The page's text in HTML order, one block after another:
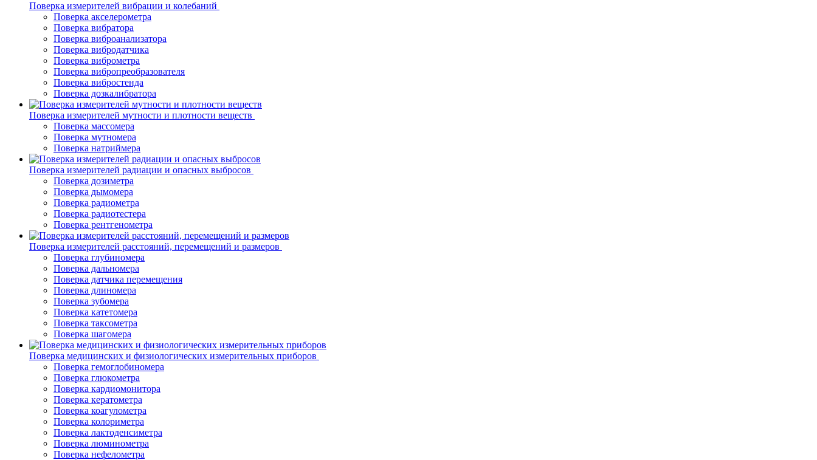
Поверка измерителей вибрации и колебаний
Поверка акселерометра
Поверка вибратора
Поверка виброанализатора
Поверка вибродатчика
Поверка виброметра
Поверка вибропреобразователя
Поверка вибростенда
Поверка дозкалибратора
Поверка измерителей мутности и плотности веществ
Поверка массомера
Поверка мутномера
Поверка натриймера
Поверка измерителей радиации и опасных выбросов
Поверка дозиметра
Поверка дымомера
Поверка радиометра
Поверка радиотестера
Поверка рентгенометра
Поверка измерителей расстояний, перемещений и размеров
Поверка глубиномера
Поверка дальномера
Поверка датчика перемещения
Поверка длиномера
Поверка зубомера
Поверка катетомера
Поверка таксометра
Поверка шагомера
Поверка медицинских и физиологических измерительных приборов
Поверка гемоглобиномера
Поверка глюкометра
Поверка кардиомонитора
Поверка кератометра
Поверка коагулометра
Поверка колориметра
Поверка лактоденсиметра
Поверка люминометра
Поверка нефелометра